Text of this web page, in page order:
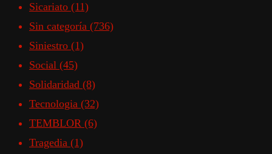
Sicariato (11)
Sin categoría (736)
Siniestro (1)
Social (45)
Solidaridad (8)
Tecnologia (32)
TEMBLOR (6)
Tragedia (1)